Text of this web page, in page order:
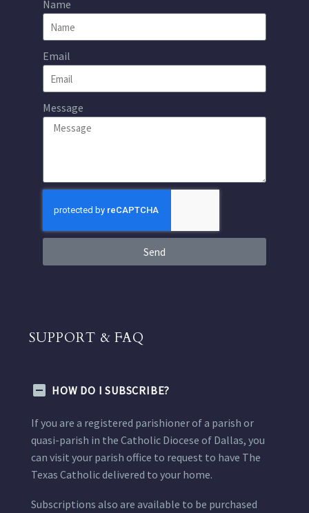
Name
Email
Message
Send
SUPPORT & FAQ
HOW DO I SUBSCRIBE?
If you are a registered parishioner of a parish or
quasi-parish in the Catholic Diocese of Dallas, you
can visit your parish office to request to have The
Texas Catholic delivered to your home.
Subscriptions also are available to be purchased